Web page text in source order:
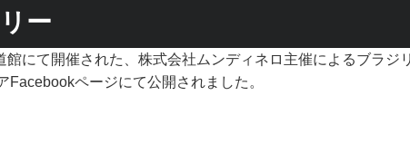
ー
にて開催された、株式会社ムンディネロ主催によるブラジ
ページにて公開されました。